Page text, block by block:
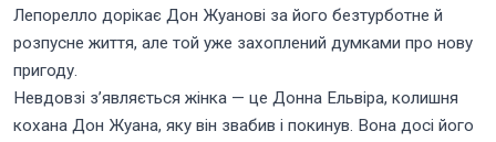
Лепорелло дорікає Дон Жуанові за його безтурботне й
розпусне життя, але той уже захоплений думками про нову
пригоду.
Невдовзі з’являється жінка — це Донна Ельвіра, колишня
кохана Дон Жуана, яку він звабив і покинув. Вона досі його